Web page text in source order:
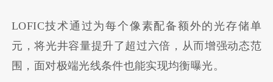
LOFIC技术通过为每个像素配备额外的光存储单
元，将光井容量提升了超过六倍，从而增强动态范
围，面对极端光线条件也能实现均衡曝光。